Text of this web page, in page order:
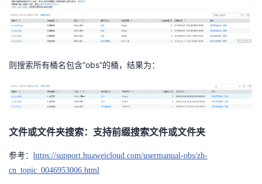
客
论
的
子
我
直
的
动
我
关
注
我
的
开
我
的
我
则搜索所有桶名包含“obs”的桶，结果为：
文件或文件夹搜索：支持前缀搜索文件或文件夹
参考： https://support.huaweicloud.com/usermanual-obs/zh-
cn_topic_0046953006.html